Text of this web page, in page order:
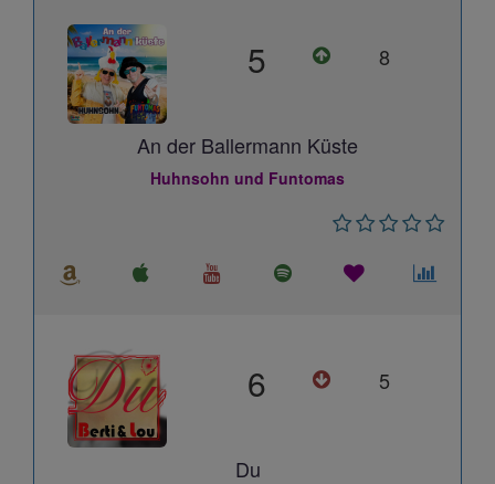
5 8
An der Ballermann Küste
Huhnsohn und Funtomas
6 5
Du